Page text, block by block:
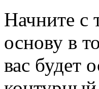
Начните с
основу в
вас будет